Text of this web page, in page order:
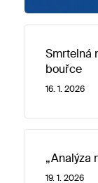
Smrtelná
bouřce
16. 1. 2026
„Analýza
19. 1. 2026